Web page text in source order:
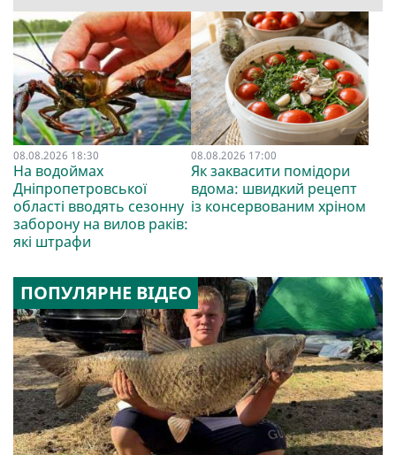
08.08.2026 18:30
На водоймах
Дніпропетровської
області вводять сезонну
заборону на вилов раків:
які штрафи
08.08.2026 17:00
Як заквасити помідори
вдома: швидкий рецепт
із консервованим хріном
ПОПУЛЯРНЕ ВІДЕО